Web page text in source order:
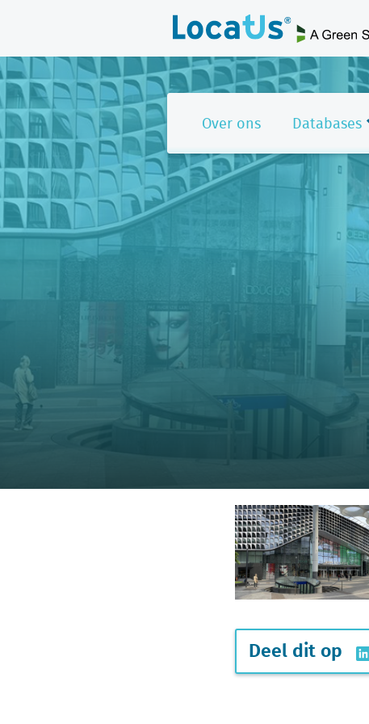
Over ons Databases
Deel dit op